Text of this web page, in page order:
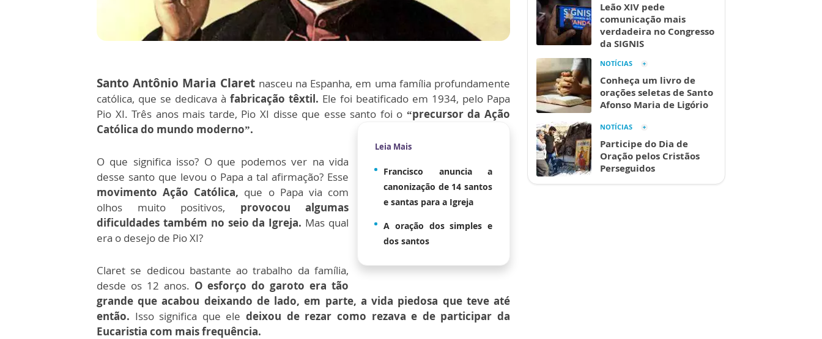
Santo Antônio Maria Claret nasceu na Espanha, em uma família profundamente
católica, que se dedicava à fabricação têxtil. Ele foi beatificado em 1934, pelo Papa
Pio XI. Três anos mais tarde, Pio XI disse que esse santo foi o “precursor da Ação
Católica do mundo moderno”.
Leia Mais
Francisco anuncia a
canonização de 14 santos
e santas para a Igreja
A oração dos simples e
dos santos
O que significa isso? O que podemos ver na vida
desse santo que levou o Papa a tal afirmação? Esse
movimento Ação Católica, que o Papa via com
olhos muito positivos, provocou algumas
dificuldades também no seio da Igreja. Mas qual
era o desejo de Pio XI?
Claret se dedicou bastante ao trabalho da família,
desde os 12 anos. O esforço do garoto era tão
grande que acabou deixando de lado, em parte, a vida piedosa que teve até
então. Isso significa que eledeixou de rezar como rezava e de participar da
Eucaristia com mais frequência.
Leão XIV pede
comunicação mais
verdadeira no Congresso
da SIGNIS
NOTÍCIAS
Conheça um livro de
orações seletas de Santo
Afonso Maria de Ligório
NOTÍCIAS
Participe do Dia de
Oração pelos Cristãos
Perseguidos